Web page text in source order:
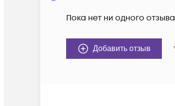
Пока нет ни одного отзыва
Добавить отзыв